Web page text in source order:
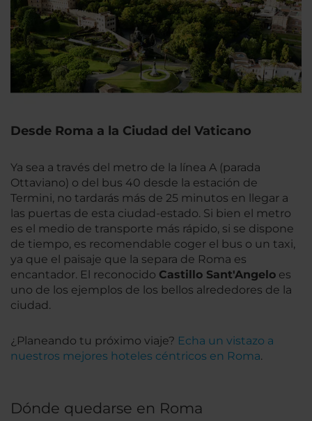
Desde Roma a la Ciudad del Vaticano
Ya sea a través del metro de la línea A (parada
Ottaviano) o del bus 40 desde la estación de
Termini, no tardarás más de 25 minutos en llegar a
las puertas de esta ciudad-estado. Si bien el metro
es el medio de transporte más rápido, si se dispone
de tiempo, es recomendable coger el bus o un taxi,
ya que el paisaje que la separa de Roma es
encantador. El reconocido Castillo Sant'Angelo es
uno de los ejemplos de los bellos alrededores de la
ciudad.
¿Planeando tu próximo viaje? Echa un vistazo a
nuestros mejores hoteles céntricos en Roma.
Dónde quedarse en Roma